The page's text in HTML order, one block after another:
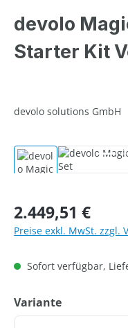
devolo
Starter Kit
devolo solutions GmbH
Bildergalerie
Regulärer Preis:
2.449,51 €
Preise exkl. MwSt. zzgl.
Sofort verfügbar,
Varianteauswählen